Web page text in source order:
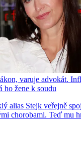
varuje advokát.
ho žene k soudu
alias Stejk veřejně
chorobami. Teď mu